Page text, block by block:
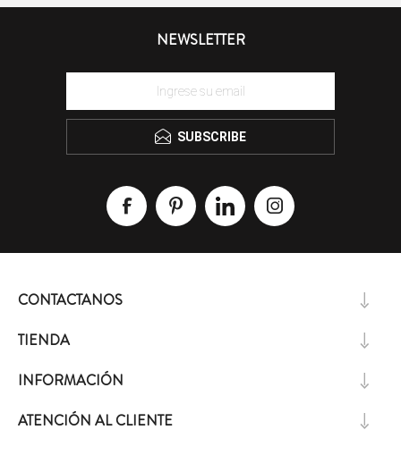
NEWSLETTER
SUBSCRIBE
CONTACTANOS
TIENDA
INFORMACIÓN
ATENCIÓN AL CLIENTE